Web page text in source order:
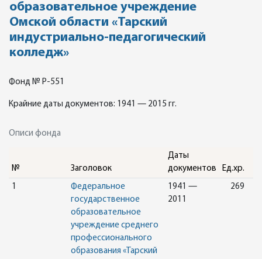
образовательное учреждение
Омской области «Тарский
индустриально-педагогический
колледж»
Фонд № Р-551
Крайние даты документов: 1941 — 2015 гг.
Описи фонда
№ Заголовок
Даты
документов
Ед.хр.
1
Федеральное
государственное
образовательное
учреждение среднего
профессионального
образования «Тарский
1941 —
2011
269